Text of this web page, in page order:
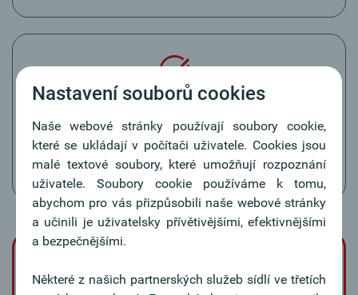
plateb v rámci pěti zemí Oberbank – Rakouska,
Německa, České republiky, Slovenska a Maďarska
(Oberbank Payment Area).
Nastavení souborů cookies
Naše webové stránky používají soubory cookie,
které se ukládají v počítači uživatele. Cookies jsou
malé textové soubory, které umožňují rozpoznání
uživatele. Soubory cookie používáme k tomu,
abychom pro vás přizpůsobili naše webové stránky
a učinili je uživatelsky přívětivějšími, efektivnějšími
a bezpečnějšími.
Některé z našich partnerských služeb sídlí ve třetích